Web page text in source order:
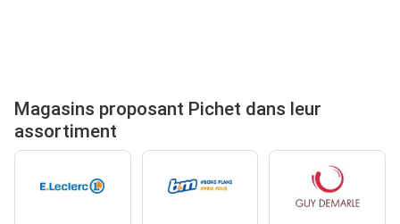
Magasins proposant Pichet dans leur
assortiment